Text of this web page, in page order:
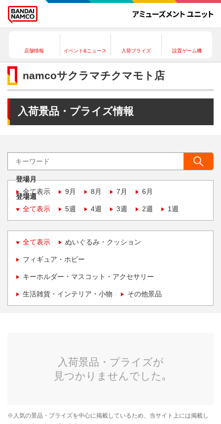
店舗情報 イベント&ニュース 入荷プライズ 設置ゲーム機
namcoサクラマチクマモト店
入荷景品・プライズ情報
登場月
全て表示
9月 8月 7月 6月
登場週
全て表示
5週 4週 3週 2週 1週
全て表示 ぬいぐるみ・クッション
フィギュア・ホビー
キーホルダー・マスコット・アクセサリー
生活雑貨・インテリア・小物 その他景品